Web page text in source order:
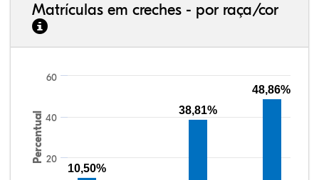
Matrículas em creches - por raça/cor
Percentual 20
40
60
10,50%
38,81%
48,86%